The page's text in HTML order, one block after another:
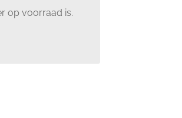
op voorraad is.